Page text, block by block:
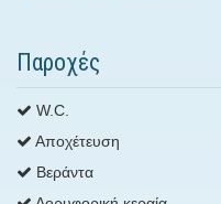
Παροχές
W.C.
Αποχέτευση
Βεράντα